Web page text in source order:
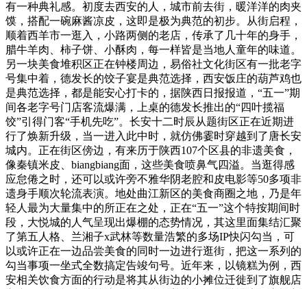
有一种典礼感。初度去西安的人，城市前去街，暖洋洋的肉夹
馍，搭配一碗麻酱凉皮，这即是极为典范的初步。从街启程，
顺着西羊市一逛入，小路两侧的老店，传承了几十年的身手，
腊牛羊肉、柿子饼、小酥肉，每一样皆是当地人童年的味道。
另一块美食堆积区正在钟楼周边，易俗社文化街区有一批老字
号集中着，德发长的饺子宴是典范选择，西安饭庄的葫芦鸡也
是典范选择，都是能安心打卡的，据陕西日报报道，“五一”期
间各老字号门店客流爆满，上桌的德发长推出的“四叶揽福
饺”引得门客“手机先吃”。长安十二时辰从题街区正在近期进
行了焕新升级，当一进入此中时，就仿佛霎时穿越到了唐长安
城内。正在街区傍边，有来历于陕西107个区县的非遗美食，
像秦镇米皮、biangbiang面，这些美食喷鼻气四溢。当逛得感
应怠倦之时，还可以或许旁不雅华阴老腔和皮电影等50多项非
遗身手顺次轮流表演。地处曲江新区的美食商圈之地，乃是年
轻人最为大量集中的所正在之处，正在“五一”这个特按期间时
段，大悦城的人气呈现出爆棚的态势情况，其这里面集结汇聚
了第五人格、兰湘子x武林等数量浩繁的多场IP快闪勾当，可
以或许正在一边品尝美食的同时一边进行逛街，把这一系列的
勾当事项一坐式全数搞定告竣句号。近年来，以镜糕为例，西
安相关饮食方面的行动是将其从街边的小摊位迁徙到了旗舰店